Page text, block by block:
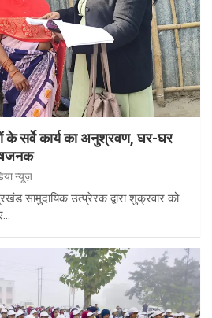
के सर्वे कार्य का अनुश्रवण, घर-घर
न्यूज़
सामुदायिक उत्प्रेरक द्वारा शुक्रवार को